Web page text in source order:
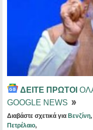
ΔΕΙΤΕ ΠΡΩΤΟΙ
GOOGLE NEWS
Διαβάστε σχετικά για Βενζίνη,
Πετρέλαιο,